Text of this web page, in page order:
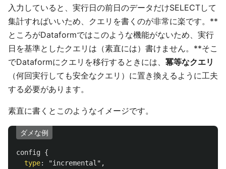
入力していると、実行日の前日のデータだけSELECTして
集計すればいいため、クエリを書くのが非常に楽です。**
ところがDataformではこのような機能がないため、実行
日を基準としたクエリは（素直には）書けません。**そこ
でDataformにクエリを移行するときには、 冪等なクエリ
（何回実行しても安全なクエリ）に置き換えるように工夫
する必要があります。
素直に書くとこのようなイメージです。
ダメな例
config {
type: "incremental" ,